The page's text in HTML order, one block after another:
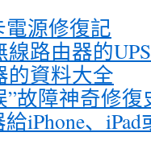
電源修復記
路由器的
的資料大全
”故障神奇修復
iPhone、